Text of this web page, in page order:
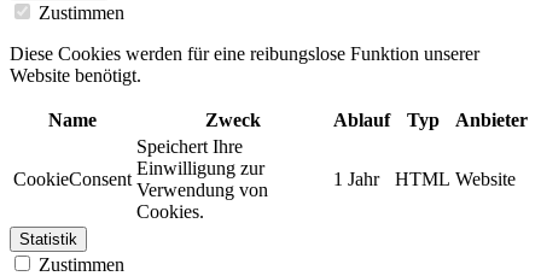
Zustimmen
Diese Cookies werden für eine reibungslose Funktion unserer
Website benötigt.
Name Zweck Ablauf Typ Anbieter
CookieConsent
Speichert Ihre
Einwilligung zur
Verwendung von
Cookies.
1 Jahr HTML Website
Statistik
Zustimmen